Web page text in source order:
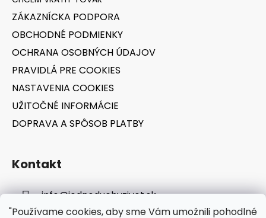
"Používame cookies, aby sme Vám umožnili pohodlné
ZÁKAZNÍCKA PODPORA
OBCHODNÉ PODMIENKY
OCHRANA OSOBNÝCH ÚDAJOV
PRAVIDLÁ PRE COOKIES
NASTAVENIA COOKIES
UŽITOČNÉ INFORMÁCIE
DOPRAVA A SPÔSOB PLATBY
Kontakt
info@jednoduchyzivot.sk